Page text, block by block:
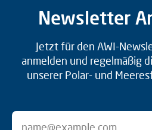
Newsletter
Jetzt für den AWI-
anmelden und regelmäßig
unserer Polar- und